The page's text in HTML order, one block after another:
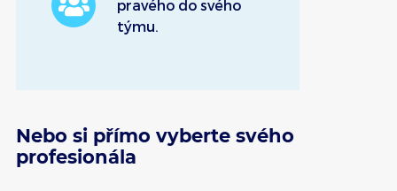
pravého do svého
týmu.
Nebo si přímo vyberte svého
profesionála